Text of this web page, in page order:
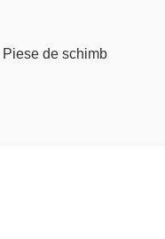
Piese de schimb